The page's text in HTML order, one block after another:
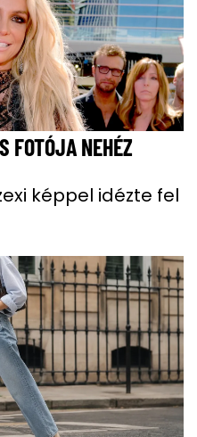
FOTÓJA NEHÉZ
képpel idézte fel